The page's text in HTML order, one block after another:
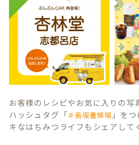
お客様のレシピやお気に入りの写
ハッシュタグ「＃長坂養蜂場 」を
キなはちみつライフもシェアして